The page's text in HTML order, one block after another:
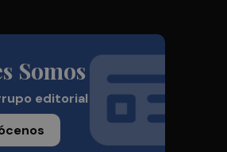
Somos
editorial